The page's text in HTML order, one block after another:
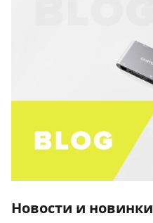
Новости и новинки